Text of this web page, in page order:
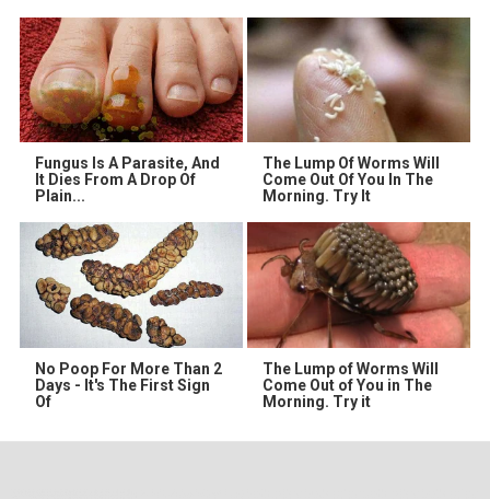
Fungus Is A Parasite, And
It Dies From A Drop Of
Plain...
The Lump Of Worms Will
Come Out Of You In The
Morning. Try It
No Poop For More Than 2
Days - It's The First Sign
Of
The Lump of Worms Will
Come Out of You in The
Morning. Try it